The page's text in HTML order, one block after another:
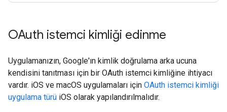
OAuth istemci kimliği edinme
Uygulamanızın, Google'ın kimlik doğrulama arka ucuna
kendisini tanıtması için bir OAuth istemci kimliğine ihtiyacı
vardır. iOS ve macOS uygulamaları için OAuth istemci kimliği
uygulama türü iOS olarak yapılandırılmalıdır.